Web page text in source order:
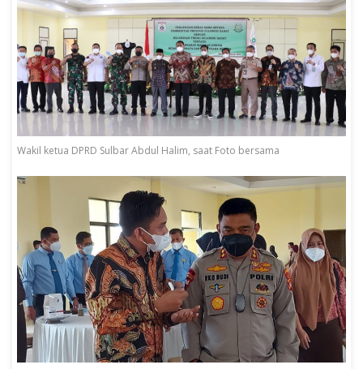
Wakil ketua DPRD Sulbar Abdul Halim, saat Foto bersama